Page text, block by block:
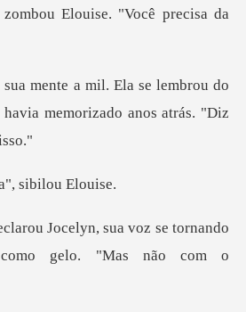
mbou Elouise. "Você pre
lembrou do
memorizad
s
sua voz se tornando